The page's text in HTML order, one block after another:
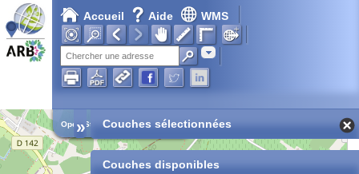
Accueil Aide WMS
Adresse
Open Street Map
» Couches sélectionnées
Couches disponibles